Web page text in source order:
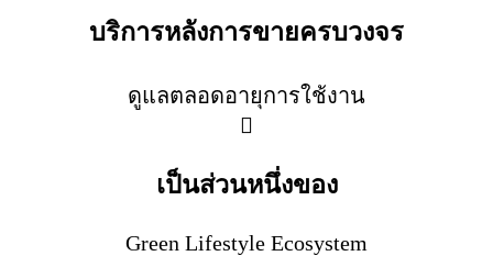
บริการหลังการขายครบวงจร
ดูแลตลอดอายุการใช้งาน
เป็นส่วนหนึ่งของ
Green Lifestyle Ecosystem